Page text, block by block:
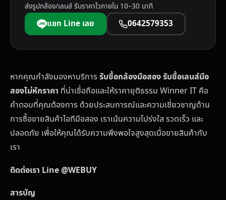
ส่งรูปกล้อง/เลนส์ รับราคาไวภายใน 10–30 นาที
แชท Line เลย 0642579353
หากคุณกำลังมองหาบริการรับซื้อกล้องมือสอง รับซื้อเลนส์มือ
สองไม่หักราคา ที่น่าเชื่อถือและให้ราคายุติธรรม Winner IT คือ
คำตอบที่คุณต้องการ ด้วยประสบการณ์และความเชี่ยวชาญด้าน
การซื้อขายสินค้าไอทีมือสอง เราเน้นความโปร่งใส รวดเร็ว และ
ปลอดภัย เพื่อให้คุณได้รับความพึงพอใจสูงสุดเมื่อขายสินค้ากับ
เรา
ติดต่อเรา Line @WEBUY
สารบัญ